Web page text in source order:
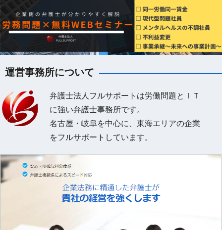
運営事務所について
弁護士法人フルサポートは労働問題とＩＴ
に強い弁護士事務所です。
名古屋・岐阜を中心に、東海エリアの企業
をフルサポートしています。